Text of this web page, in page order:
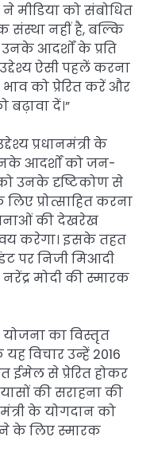
मीडिया को संबोधित
संस्था नहीं है, बल्कि
आदर्शों के प्रति
उद्देश्य ऐसी पहलें करना
भाव को प्रेरित करें और
बढ़ावा दें।”
प्रधानमंत्री के
आदर्शों को जन-
उनके दृष्टिकोण से
प्रोत्साहित करना
की देखरेख
करेगा। इसके तहत
पर निजी मिआदी
नरेंद्र मोदी की स्मारक
योजना का विस्तृत
विचार उन्हें 2016
ईमेल से प्रेरित होकर
की सराहना की
के योगदान को
के लिए स्मारक